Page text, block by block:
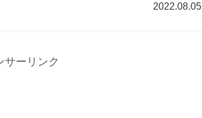
2022.08.05
サーリンク